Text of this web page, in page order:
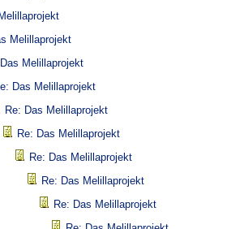
Melillaprojekt
Melillaprojekt
Das Melillaprojekt
Re: Das Melillaprojekt
Re: Das Melillaprojekt
Re: Das Melillaprojekt
Re: Das Melillaprojekt
Re: Das Melillaprojekt